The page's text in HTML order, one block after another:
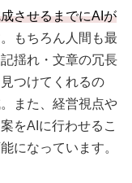
させるまでにAIが
もちろん人間も最
揺れ・文章の冗長
つけてくれるの
また、経営視点や
をAIに行わせるこ
になっています。